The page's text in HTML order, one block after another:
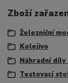
Zboží
Železniční
Kolejivo
Náhradní díly
Testovací